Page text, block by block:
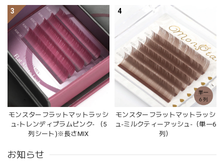
お知らせ
3
モンスターフラットマットラッシ
ュ-トレンディプラムピンク- （5
列シート)※長さMIX
4
モンスターフラットマットラッシ
ュ-ミルクティーアッシュ-（単一6
列）